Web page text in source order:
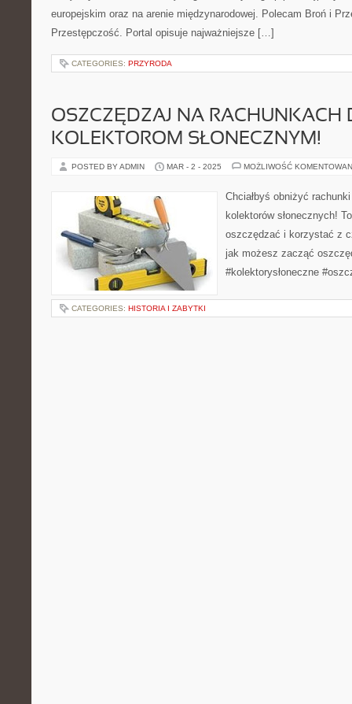
europejskim oraz na arenie międzynarodowej. Polecam Broń i
Przestępczość. Portal opisuje najważniejsze […]
CATEGORIES: PRZYRODA
OSZCZĘDZAJ NA RACHUNKACH
KOLEKTOROM SŁONECZNYM!
POSTED BY ADMIN MAR - 2 - 2025 MOŻLIWOŚĆ
Chciałbyś obniżyć
kolektorów słonecznych!
oszczędzać i korzystać z
jak możesz zacząć
#kolektorysłoneczne
CATEGORIES: HISTORIA I ZABYTKI